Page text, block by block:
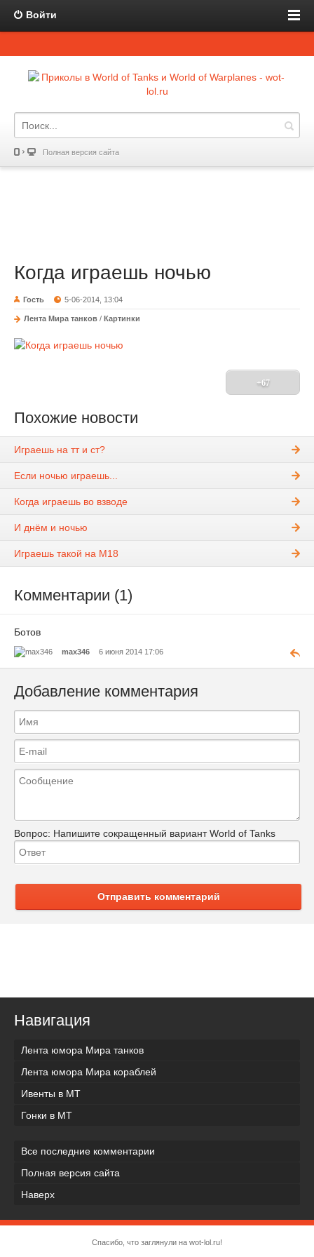
Войти
Полная версия сайта
Когда играешь ночью
Гость 5-06-2014, 13:04
Лента Мира танков / Картинки
+67
Похожие новости
Играешь на тт и ст?
Если ночью играешь...
Когда играешь во взводе
И днём и ночью
Играешь такой на М18
Комментарии (1)
Ботов
max346 6 июня 2014 17:06
Добавление комментария
Вопрос: Напишите сокращенный вариант World of Tanks
Отправить комментарий
Навигация
Лента юмора Мира танков
Лента юмора Мира кораблей
Ивенты в МТ
Гонки в МТ
Все последние комментарии
Полная версия сайта
Наверх
Спасибо, что заглянули на wot-lol.ru!